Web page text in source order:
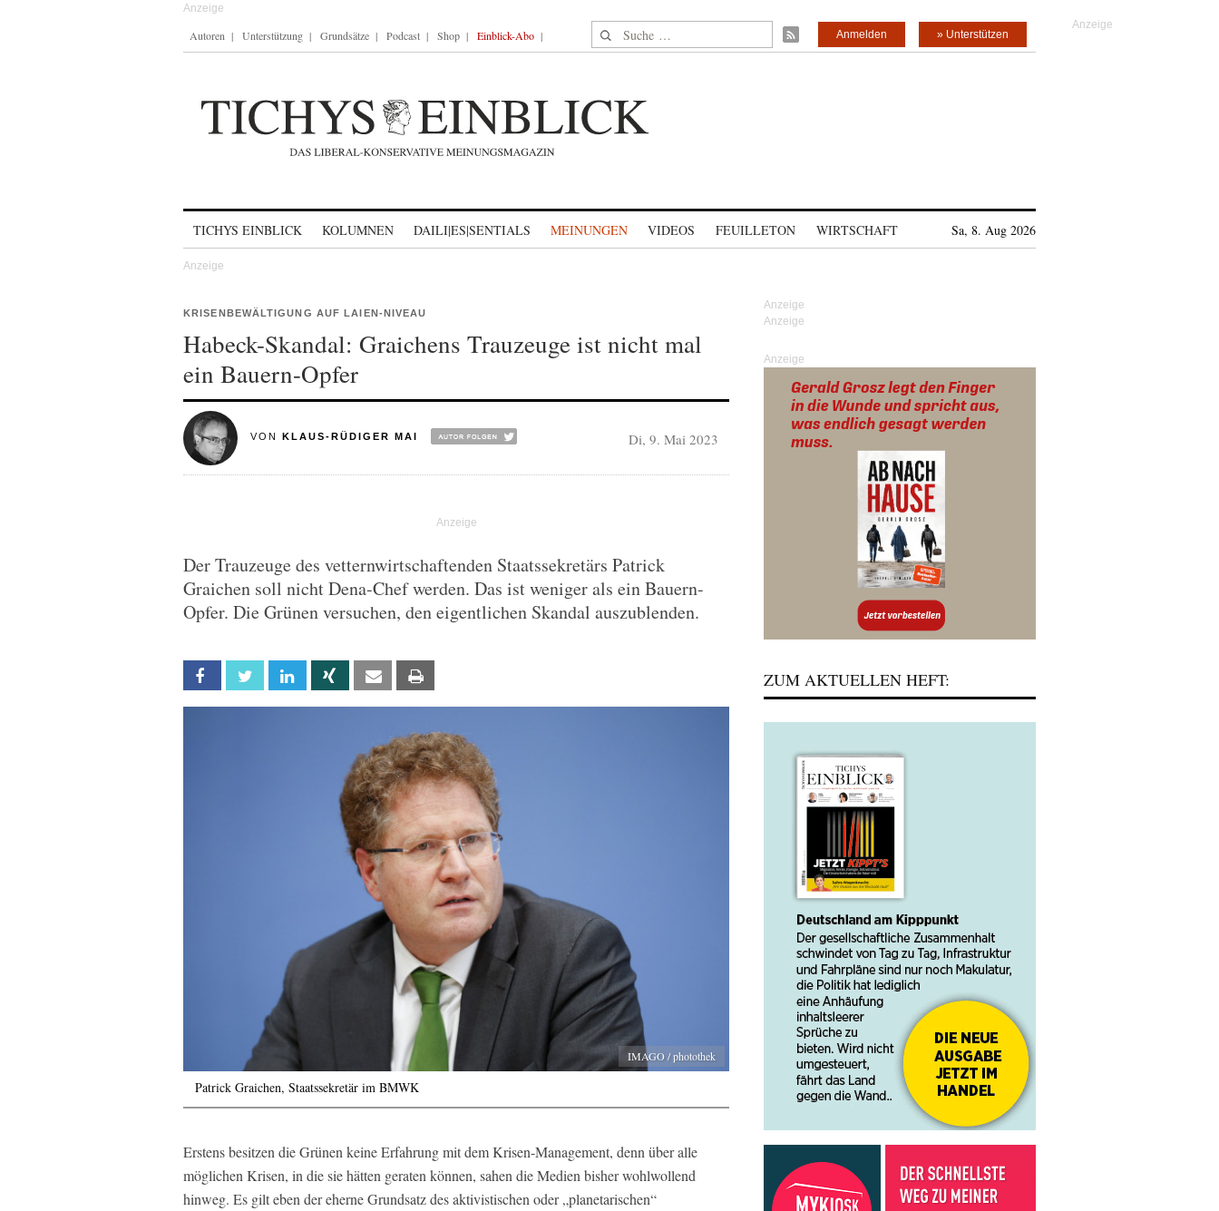
Autoren Unterstützung Grundsätze Podcast Shop Einblick-Abo Suche nach: » Unterstützen
Anmelden
TICHYS EINBLICK KOLUMNEN DAILI|ES|SENTIALS MEINUNGEN VIDEOS FEUILLETON WIRTSCHAFT Sa, 8. Aug 2026
KRISENBEWÄLTIGUNG AUF LAIEN-NIVEAU
Habeck-Skandal: Graichens Trauzeuge ist nicht mal
ein Bauern-Opfer
VON KLAUS-RÜDIGER MAI Di, 9. Mai 2023
Der Trauzeuge des vetternwirtschaftenden Staatssekretärs Patrick
Graichen soll nicht Dena-Chef werden. Das ist weniger als ein Bauern-
Opfer. Die Grünen versuchen, den eigentlichen Skandal auszublenden.
Facebook Twitter Linkedin Xing Email
IMAGO / photothek
Patrick Graichen, Staatssekretär im BMWK
Erstens besitzen die Grünen keine Erfahrung mit dem Krisen-Management, denn über alle
möglichen Krisen, in die sie hätten geraten können, sahen die Medien bisher wohlwollend
hinweg. Es gilt eben der eherne Grundsatz des aktivistischen oder „planetarischen“
Anzeige
ZUM AKTUELLEN HEFT: